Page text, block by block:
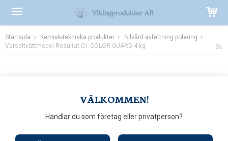
VÄLKOMMEN!
Handlar du som företag eller privatperson?
Produkten har blivit tillagd i varukorgen
Startsida Kemisk-tekniska produkter
Bilvård avfettning polering
Varseltvättmedel Resultat C1 COLOR-GUARD 4 kg